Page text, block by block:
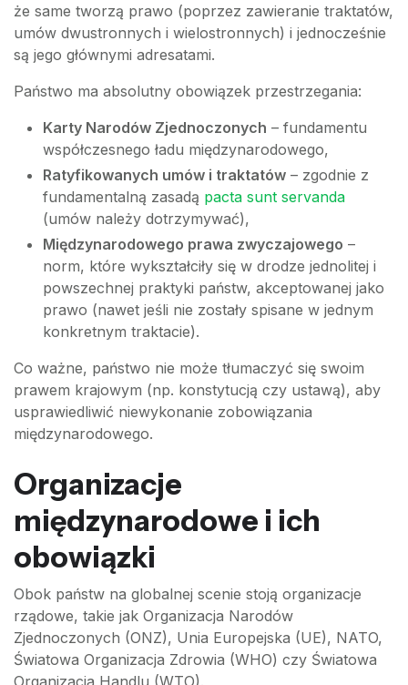
że same tworzą prawo (poprzez zawieranie traktatów,
umów dwustronnych i wielostronnych) i jednocześnie
są jego głównymi adresatami.
Państwo ma absolutny obowiązek przestrzegania:
Karty Narodów Zjednoczonych – fundamentu
współczesnego ładu międzynarodowego,
Ratyfikowanych umów i traktatów – zgodnie z
fundamentalną zasadą pacta sunt servanda
(umów należy dotrzymywać),
Międzynarodowego prawa zwyczajowego –
norm, które wykształciły się w drodze jednolitej i
powszechnej praktyki państw, akceptowanej jako
prawo (nawet jeśli nie zostały spisane w jednym
konkretnym traktacie).
Co ważne, państwo nie może tłumaczyć się swoim
prawem krajowym (np. konstytucją czy ustawą), aby
usprawiedliwić niewykonanie zobowiązania
międzynarodowego.
Organizacje
międzynarodowe i ich
obowiązki
Obok państw na globalnej scenie stoją organizacje
rządowe, takie jak Organizacja Narodów
Zjednoczonych (ONZ), Unia Europejska (UE), NATO,
Światowa Organizacja Zdrowia (WHO) czy Światowa